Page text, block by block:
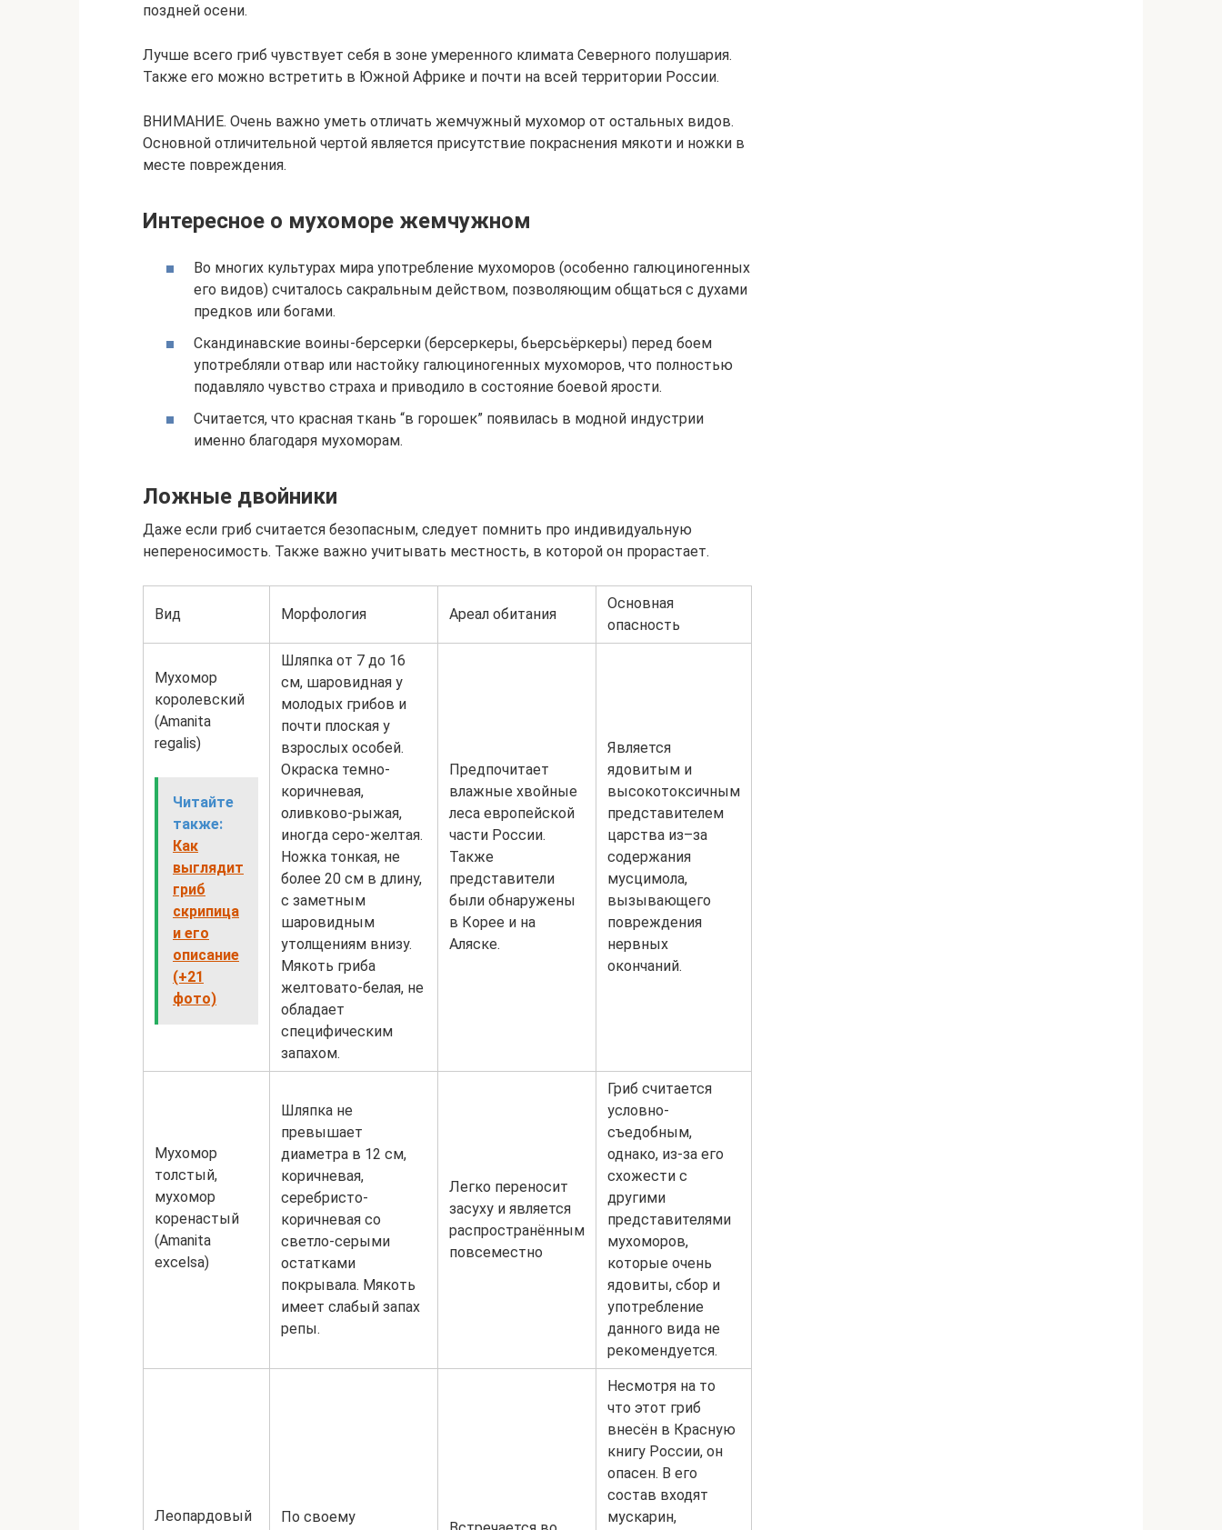
поздней осени.
Лучше всего гриб чувствует себя в зоне умеренного климата Северного полушария.
Также его можно встретить в Южной Африке и почти на всей территории России.
ВНИМАНИЕ. Очень важно уметь отличать жемчужный мухомор от остальных видов.
Основной отличительной чертой является присутствие покраснения мякоти и ножки в
месте повреждения.
Интересное о мухоморе жемчужном
Во многих культурах мира употребление мухоморов (особенно галюциногенных
его видов) считалось сакральным действом, позволяющим общаться с духами
предков или богами.
Скандинавские воины-берсерки (берсеркеры, бьерсьёркеры) перед боем
употребляли отвар или настойку галюциногенных мухоморов, что полностью
подавляло чувство страха и приводило в состояние боевой ярости.
Считается, что красная ткань “в горошек” появилась в модной индустрии
именно благодаря мухоморам.
Ложные двойники
Даже если гриб считается безопасным, следует помнить про индивидуальную
непереносимость. Также важно учитывать местность, в которой он прорастает.
Вид Морфология Ареал обитания
Основная
опасность
Мухомор
королевский
(Amanita
regalis)
Читайте
также:
Как
выглядит
гриб
скрипица
и его
описание
(+21
фото)
Шляпка от 7 до 16
см, шаровидная у
молодых грибов и
почти плоская у
взрослых особей.
Окраска темно-
коричневая,
оливково-рыжая,
иногда серо-желтая.
Ножка тонкая, не
более 20 см в длину,
с заметным
шаровидным
утолщениям внизу.
Мякоть гриба
желтовато-белая, не
обладает
специфическим
запахом.
Предпочитает
влажные хвойные
леса европейской
части России.
Также
представители
были обнаружены
в Корее и на
Аляске.
Является
ядовитым и
высокотоксичным
представителем
царства из–за
содержания
мусцимола,
вызывающего
повреждения
нервных
окончаний.
Мухомор
толстый,
мухомор
коренастый
(Amanita
excelsa)
Шляпка не
превышает
диаметра в 12 см,
коричневая,
серебристо-
коричневая со
светло-серыми
остатками
покрывала. Мякоть
имеет слабый запах
репы.
Легко переносит
засуху и является
распространённым
повсеместно
Гриб считается
условно-
съедобным,
однако, из-за его
схожести с
другими
представителями
мухоморов,
которые очень
ядовиты, сбор и
употребление
данного вида не
рекомендуется.
Леопардовый
По своему
Несмотря на то
что этот гриб
внесён в Красную
книгу России, он
опасен. В его
состав входят
мускарин,